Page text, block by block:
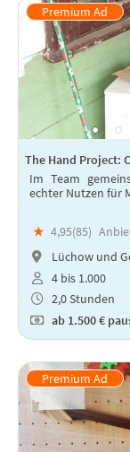
The Hand Project:
Im Team
echter Nutzen für
★ 4,95(85)
Lüchow und
4 bis 1.000
2,0 Stunden
ab1.500 €